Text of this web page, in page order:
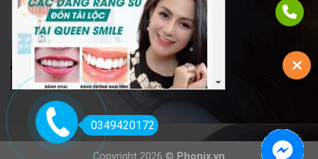
Copyright 2026 © Phonix.vn
0349420172